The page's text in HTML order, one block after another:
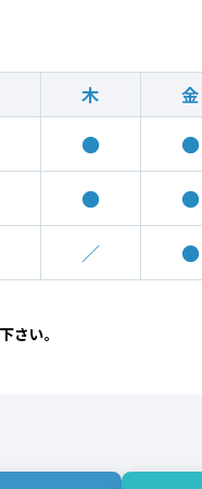
木 金
● ●
●
●
／
●
い。